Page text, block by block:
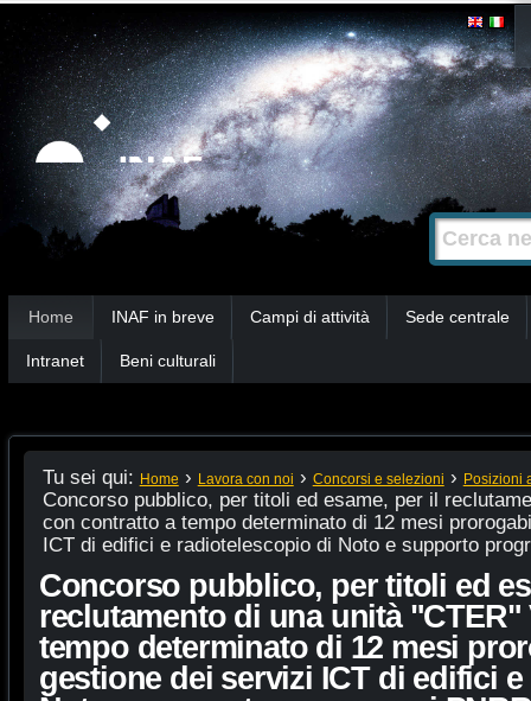
Strumenti
personali
Salta
contenuti.
|
Salta
alla
navigazione
Cerca nel
Ricerca
avanzata…
Home INAF in breve Campi di attività Sede centrale
Intranet Beni culturali
Tu sei qui: Home › Lavora con noi › Concorsi e selezioni › Posizioni
Concorso pubblico, per titoli ed esame, per il
con contratto a tempo determinato di 12 mesi
ICT di edifici e radiotelescopio di Noto e supporto
Concorso pubblico, per titoli ed
reclutamento di una unità
tempo determinato di 12 mesi
gestione dei servizi ICT di edifici